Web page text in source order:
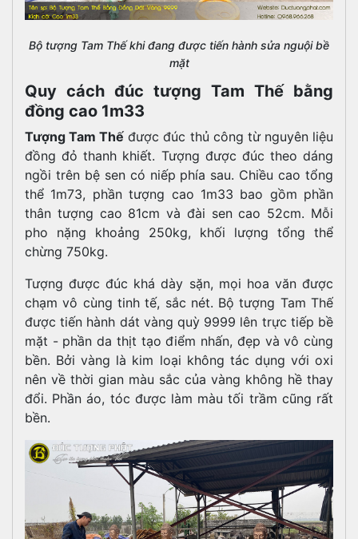
Bộ tượng Tam Thế khi đang được tiến hành sửa nguội bề
mặt
Quy cách đúc tượng Tam Thế bằng
đồng cao 1m33
Tượng Tam Thế được đúc thủ công từ nguyên liệu
đồng đỏ thanh khiết. Tượng được đúc theo dáng
ngồi trên bệ sen có niếp phía sau. Chiều cao tổng
thể 1m73, phần tượng cao 1m33 bao gồm phần
thân tượng cao 81cm và đài sen cao 52cm. Mỗi
pho nặng khoảng 250kg, khối lượng tổng thể
chừng 750kg.
Tượng được đúc khá dày sặn, mọi hoa văn được
chạm vô cùng tinh tế, sắc nét. Bộ tượng Tam Thế
được tiến hành dát vàng quỳ 9999 lên trực tiếp bề
mặt - phần da thịt tạo điểm nhấn, đẹp và vô cùng
bền. Bởi vàng là kim loại không tác dụng với oxi
nên về thời gian màu sắc của vàng không hề thay
đổi. Phần áo, tóc được làm màu tối trầm cũng rất
bền.